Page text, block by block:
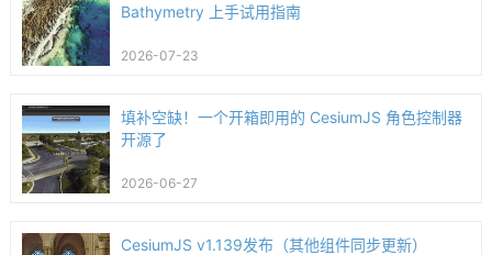
Bathymetry 上手试用指南
2026-07-23
填补空缺！一个开箱即用的 CesiumJS 角色控制器
开源了
2026-06-27
CesiumJS v1.139发布（其他组件同步更新）